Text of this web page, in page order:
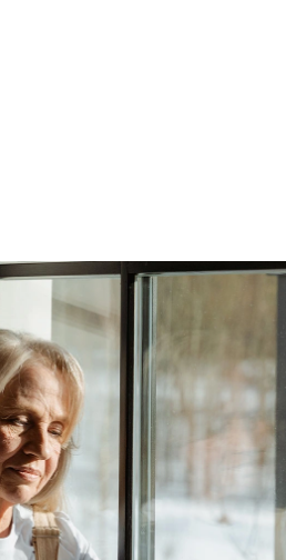
Vloerisolatie
verschillende subsidies en
Deze maatregelen
subsidies omvatten: